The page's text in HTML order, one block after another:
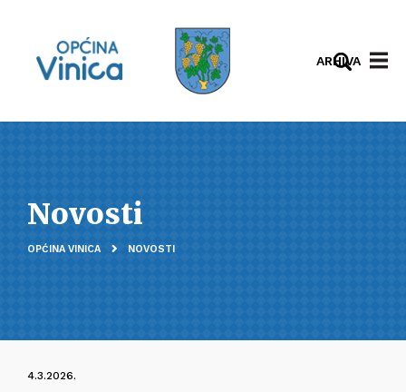
ARHIVA
Novosti
OPĆINA VINICA NOVOSTI
4.3.2026.